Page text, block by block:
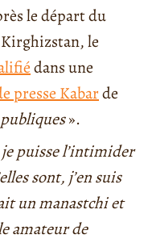
le départ du
le
dans une
presse Kabarde
».
puisse l’intimider
sont, j’en suis
un manastchi et
amateur de